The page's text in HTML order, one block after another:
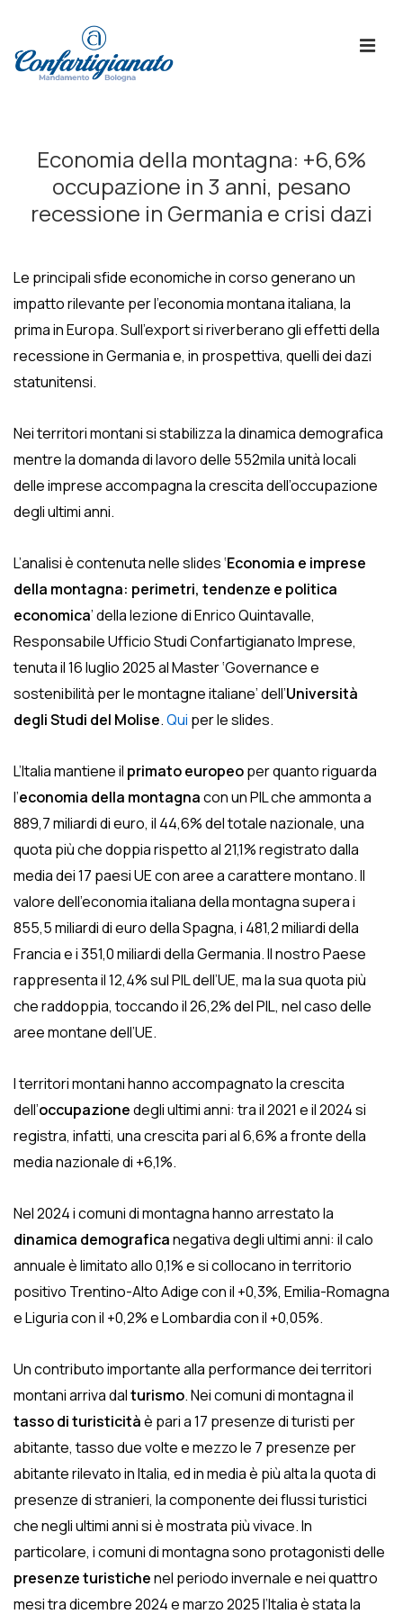
Principale
Economia della montagna: +6,6%
occupazione in 3 anni, pesano
recessione in Germania e crisi dazi
Le principali sfide economiche in corso generano un
impatto rilevante per l’economia montana italiana, la
prima in Europa. Sull’export si riverberano gli effetti della
recessione in Germania e, in prospettiva, quelli dei dazi
statunitensi.
Nei territori montani si stabilizza la dinamica demografica
mentre la domanda di lavoro delle 552mila unità locali
delle imprese accompagna la crescita dell’occupazione
degli ultimi anni.
L’analisi è contenuta nelle slides ‘Economia e imprese
della montagna: perimetri, tendenze e politica
economica’ della lezione di Enrico Quintavalle,
Responsabile Ufficio Studi Confartigianato Imprese,
tenuta il 16 luglio 2025 al Master ‘Governance e
sostenibilità per le montagne italiane’ dell’Università
degli Studi del Molise.Qui per le slides.
L’Italia mantiene il primato europeoper quanto riguarda
l’economia della montagnacon un PIL che ammonta a
889,7 miliardi di euro, il 44,6% del totale nazionale, una
quota più che doppia rispetto al 21,1% registrato dalla
media dei 17 paesi UE con aree a carattere montano. Il
valore dell’economia italiana della montagna supera i
855,5 miliardi di euro della Spagna, i 481,2 miliardi della
Francia e i 351,0 miliardi della Germania. Il nostro Paese
rappresenta il 12,4% sul PIL dell’UE, ma la sua quota più
che raddoppia, toccando il 26,2% del PIL, nel caso delle
aree montane dell’UE.
I territori montani hanno accompagnato la crescita
dell’occupazionedegli ultimi anni: tra il 2021 e il 2024 si
registra, infatti, una crescita pari al 6,6% a fronte della
media nazionale di +6,1%.
Nel 2024 i comuni di montagna hanno arrestato la
dinamica demograficanegativa degli ultimi anni: il calo
annuale è limitato allo 0,1% e si collocano in territorio
positivo Trentino-Alto Adige con il +0,3%, Emilia-Romagna
e Liguria con il +0,2% e Lombardia con il +0,05%.
Un contributo importante alla performance dei territori
montani arriva dalturismo. Nei comuni di montagna il
tasso di turisticitàè pari a 17 presenze di turisti per
abitante, tasso due volte e mezzo le 7 presenze per
abitante rilevato in Italia, ed in media è più alta la quota di
presenze di stranieri, la componente dei flussi turistici
che negli ultimi anni si è mostrata più vivace. In
particolare, i comuni di montagna sono protagonisti delle
presenze turistichenel periodo invernale e nei quattro
mesi tra dicembre 2024 e marzo 2025 l’Italia è stata la